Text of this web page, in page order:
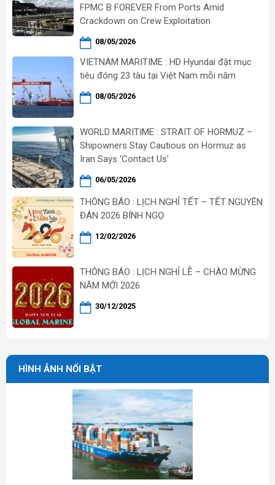
FPMC B FOREVER From Ports Amid
Crackdown on Crew Exploitation
08/05/2026
VIETNAM MARITIME : HD Hyundai đặt mục
tiêu đóng 23 tàu tại Việt Nam mỗi năm
08/05/2026
WORLD MARITIME : STRAIT OF HORMUZ –
Shipowners Stay Cautious on Hormuz as
Iran Says ‘Contact Us’
06/05/2026
THÔNG BÁO : LỊCH NGHỈ TẾT – TẾT NGUYÊN
ĐÁN 2026 BÍNH NGỌ
12/02/2026
THÔNG BÁO : LỊCH NGHỈ LỄ – CHÀO MỪNG
NĂM MỚI 2026
30/12/2025
HÌNH ẢNH NỔI BẬT